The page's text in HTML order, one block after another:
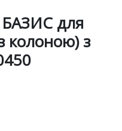
БАЗИС для
колоною) з